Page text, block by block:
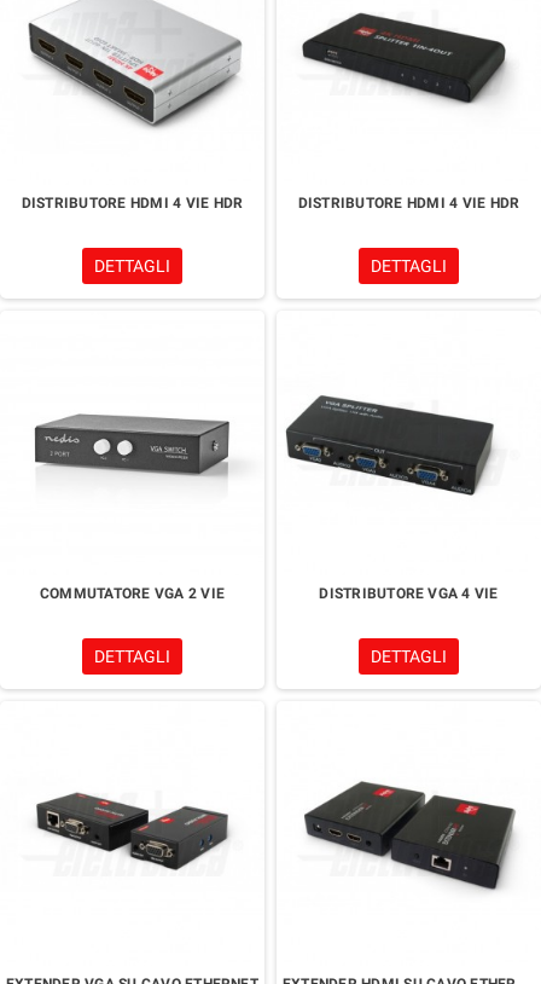
DISTRIBUTORE HDMI 4 VIE HDR
DETTAGLI
DISTRIBUTORE HDMI 4 VIE HDR
DETTAGLI
COMMUTATORE VGA 2 VIE
DETTAGLI
DISTRIBUTORE VGA 4 VIE
DETTAGLI